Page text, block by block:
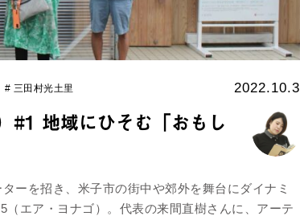
# 三田村光土里 2022.10.3
#1 地域にひそむ「おもし
ーを招き、米子市の街中や郊外を舞台にダイナミ
エア・ヨナゴ）。代表の来間直樹さんに、アーテ